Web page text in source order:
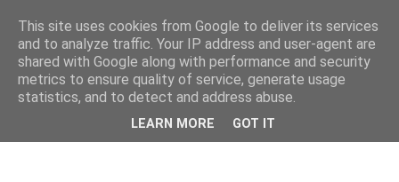
This site uses cookies from Google to deliver its services
and to analyze traffic. Your IP address and user-agent are
shared with Google along with performance and security
metrics to ensure quality of service, generate usage
statistics, and to detect and address abuse.
LEARN MORE GOT IT